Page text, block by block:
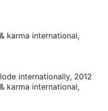
karma international,
internationally, 2012
karma international,